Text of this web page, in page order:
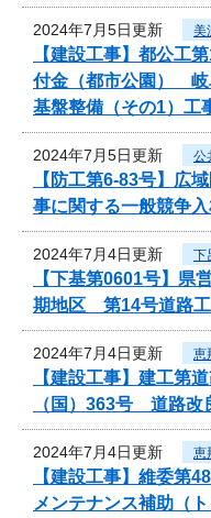
2024年7月5日更新 美
【建設工事】都公工
付金（都市公園） 岐
基盤整備（その1）工
2024年7月5日更新 公
【防工第6-83号】広
事に関する一般競争
2024年7月4日更新 下
【下基第0601号】
期地区 第14号道路工
2024年7月4日更新 恵
【建設工事】建工
（国）363号 道路改
2024年7月4日更新 恵
【建設工事】維委第
メンテナンス補助（